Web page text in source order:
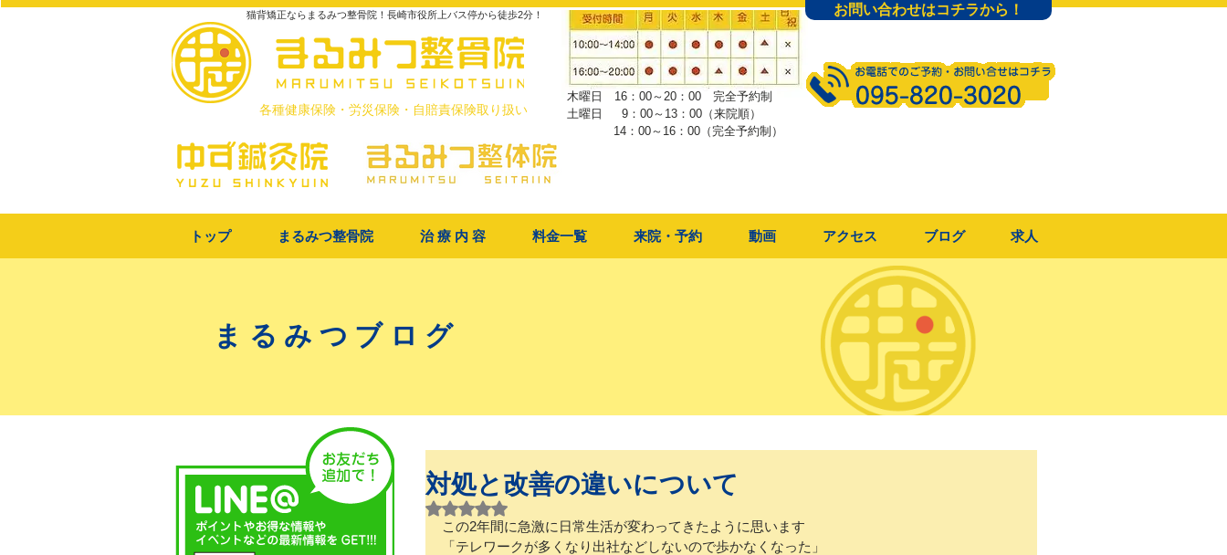
猫背矯正ならまるみつ整骨院！長崎市役所上バス停から徒歩2分！ お問い合わせはコチラから！
​各種健康保険・労災保険・自賠責保険取り扱い
木曜日 16：00～20：00 完全予約制
土曜日 9：00～13：00（来院順）
​ 14：00～16：00（完全予約制）
トップ まるみつ整骨院 治 療 内 容 料金一覧 来院・予約 動画 アクセス ブログ 求人
まるみつブログ
対処と改善の違いについて
5つ星のうちNaNと評価されています。
この2年間に急激に日常生活が変わってきたように思います
「テレワークが多くなり出社などしないので歩かなくなった」